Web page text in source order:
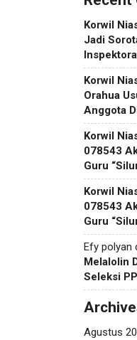
Korwil
Jadi
Korwil
Orahua
Anggota
Korwil
078543
Guru
Korwil
078543
Guru
Efy polyan
Melalolin
Seleksi
Agustus